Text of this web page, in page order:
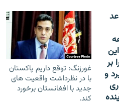
غورزنگ: توقع داریم پاکستان
با در نظرداشت واقعیت های
جدید با افغانستان برخورد
کند.
بر
و